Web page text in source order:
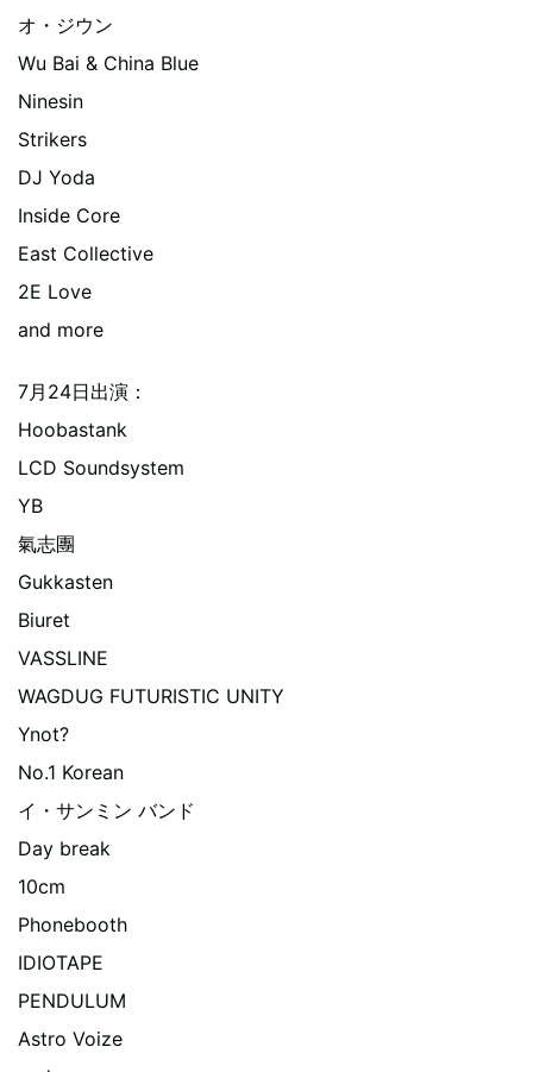
オ・ジウン
Wu Bai & China Blue
Ninesin
Strikers
DJ Yoda
Inside Core
East Collective
2E Love
and more
7月24日出演：
Hoobastank
LCD Soundsystem
YB
氣志團
Gukkasten
Biuret
VASSLINE
WAGDUG FUTURISTIC UNITY
Ynot?
No.1 Korean
イ・サンミン バンド
Day break
10cm
Phonebooth
IDIOTAPE
PENDULUM
Astro Voize